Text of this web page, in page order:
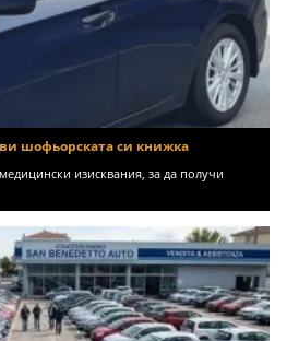
шофьорската си книжка
изисквания, за да получи